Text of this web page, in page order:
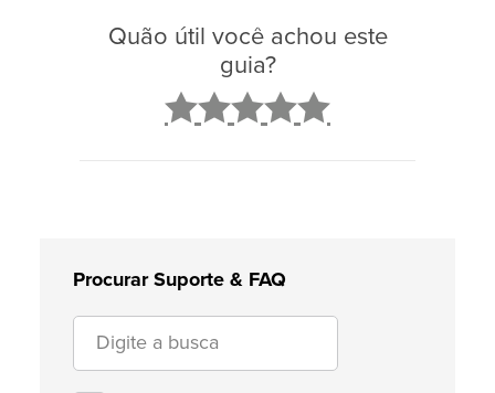
Quão útil você achou este
guia?
Procurar Suporte & FAQ